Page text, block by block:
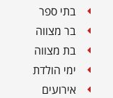
בתי ספר
בר מצווה
בת מצווה
ימי הולדת
אירועים